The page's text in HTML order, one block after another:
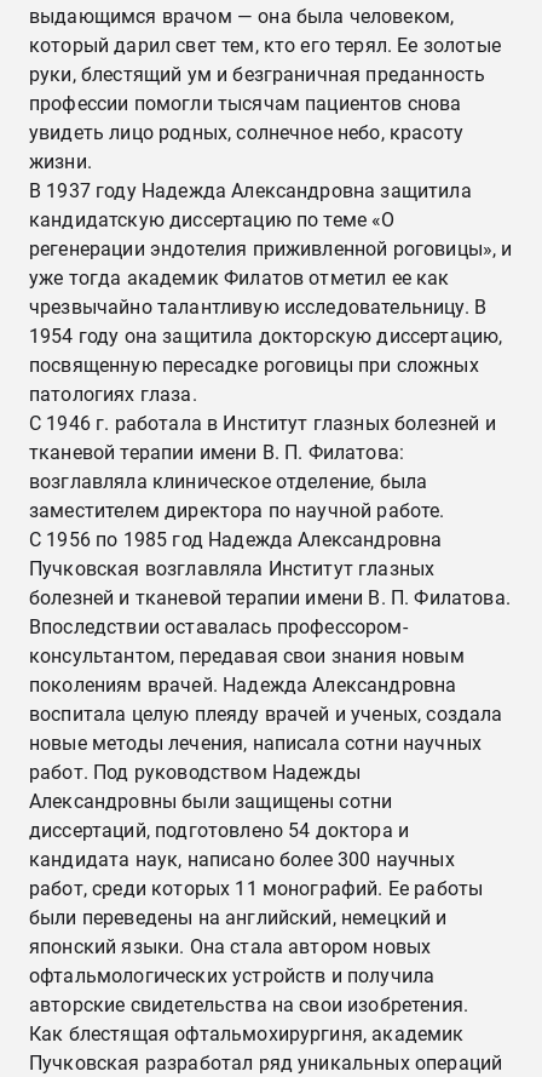
выдающимся врачом — она была человеком,
который дарил свет тем, кто его терял. Ее золотые
руки, блестящий ум и безграничная преданность
профессии помогли тысячам пациентов снова
увидеть лицо родных, солнечное небо, красоту
жизни.
В 1937 году Надежда Александровна защитила
кандидатскую диссертацию по теме «О
регенерации эндотелия приживленной роговицы», и
уже тогда академик Филатов отметил ее как
чрезвычайно талантливую исследовательницу. В
1954 году она защитила докторскую диссертацию,
посвященную пересадке роговицы при сложных
патологиях глаза.
С 1946 г. работала в Институт глазных болезней и
тканевой терапии имени В. П. Филатова:
возглавляла клиническое отделение, была
заместителем директора по научной работе.
С 1956 по 1985 год Надежда Александровна
Пучковская возглавляла Институт глазных
болезней и тканевой терапии имени В. П. Филатова.
Впоследствии оставалась профессором-
консультантом, передавая свои знания новым
поколениям врачей. Надежда Александровна
воспитала целую плеяду врачей и ученых, создала
новые методы лечения, написала сотни научных
работ. Под руководством Надежды
Александровны были защищены сотни
диссертаций, подготовлено 54 доктора и
кандидата наук, написано более 300 научных
работ, среди которых 11 монографий. Ее работы
были переведены на английский, немецкий и
японский языки. Она стала автором новых
офтальмологических устройств и получила
авторские свидетельства на свои изобретения.
Как блестящая офтальмохирургиня, академик
Пучковская разработал ряд уникальных операций